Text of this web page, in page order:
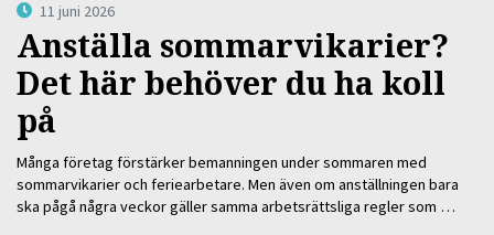
11 juni 2026
Anställa sommarvikarier?
Det här behöver du ha koll
på
Många företag förstärker bemanningen under sommaren med
sommarvikarier och feriearbetare. Men även om anställningen bara
ska pågå några veckor gäller samma arbetsrättsliga regler som …